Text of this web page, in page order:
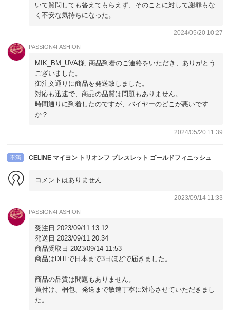
いて質問しても答えてもらえず、そのことに対して謝罪もな
く不安な気持ちになった。
2024/05/20 10:27
PASSION4FASHION
MIK_BM_UVA様, 商品到着のご連絡をいただき、ありがとう
ございました。
御注文通りに商品を発送致しました。
対応も迅速で、商品の品質は問題もありません。
時間通りに到着したのですが、バイヤーのどこが悪いです
か？
2024/05/20 11:39
不満 CELINE マイヨン トリオンフ ブレスレット ゴールドフィニッシュ
コメントはありません
2023/09/14 11:33
PASSION4FASHION
受注日 2023/09/11 13:12
発送日 2023/09/11 20:34
商品受取日 2023/09/14 11:53
商品はDHLで日本まで3日ほどで届きました。
商品の品質は問題もありません。
買付け、梱包、発送まで敏速丁寧に対応させていただきまし
た。